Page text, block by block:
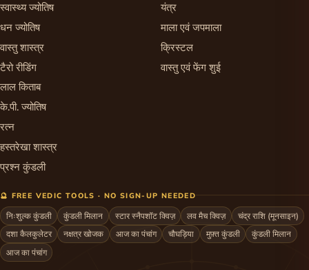
स्वास्थ्य ज्योतिष
धन ज्योतिष
वास्तु शास्त्र
टैरो रीडिंग
लाल किताब
के.पी. ज्योतिष
रत्न
हस्तरेखा शास्त्र
प्रश्न कुंडली
यंत्र
माला एवं जपमाला
क्रिस्टल
वास्तु एवं फेंग शुई
🔮 FREE VEDIC TOOLS · NO SIGN-UP NEEDED
निःशुल्क कुंडली कुंडली मिलान स्टार स्नैपशॉट क्विज़ लव मैच क्विज़
चंद्र राशि (मूनसाइन)
दशा कैलकुलेटर
नक्षत्र खोजक आज का पंचांग चौघड़िया मुफ़्त कुंडली
कुंडली मिलान
आज का पंचांग